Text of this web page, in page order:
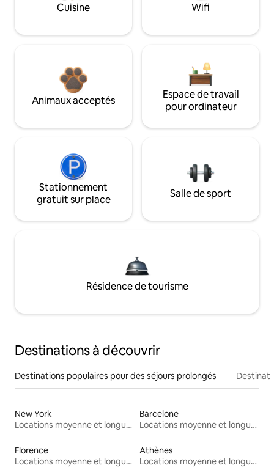
Cuisine Wifi
Animaux acceptés
Espace de travail
pour ordinateur
Stationnement
gratuit sur place
Salle de sport
Résidence de tourisme
Destinations à découvrir
Destinations populaires pour des séjours prolongés
New York
Locations moyenne et longue durée
Barcelone
Locations moyenne et longue durée
Florence
Locations moyenne et longue durée
Athènes
Locations moyenne et longue durée